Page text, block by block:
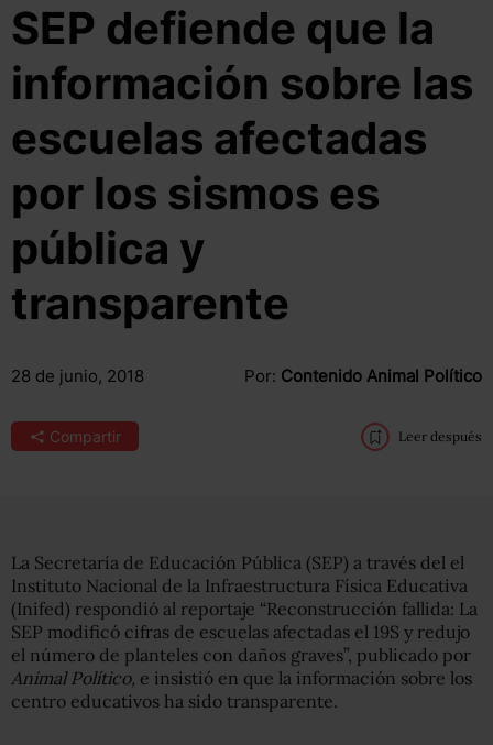
SEP defiende que la
información sobre las
escuelas afectadas
por los sismos es
pública y
transparente
28 de junio, 2018 Por: Contenido Animal Político
Compartir Leer después
La Secretaría de Educación Pública (SEP) a través del el
Instituto Nacional de la Infraestructura Física Educativa
(Inifed) respondió al reportaje “Reconstrucción fallida: La
SEP modificó cifras de escuelas afectadas el 19S y redujo
el número de planteles con daños graves”, publicado por
Animal Político, e insistió en que la información sobre los
centro educativos ha sido transparente.